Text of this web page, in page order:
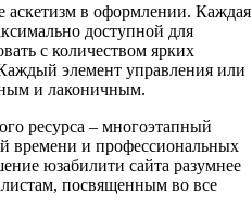
аскетизм в оформлении. Каждая
доступной для
с количеством ярких
элемент управления или
и лаконичным.
ресурса – многоэтапный
времени и профессиональных
юзабилити сайта разумнее
посвященным во все